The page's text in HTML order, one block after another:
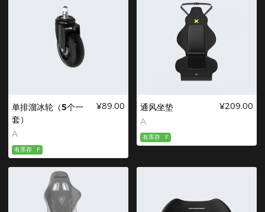
单排溜冰轮（5个一
套）
A
¥89.00
有库存 F
通风坐垫
A
¥209.00
有库存 F